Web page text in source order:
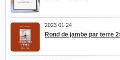
2023 01.24
Rond de jambe par terre